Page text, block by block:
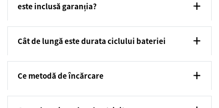
este inclusă garanția?
Cât de lungă este durata ciclului bateriei
Ce metodă de încărcare